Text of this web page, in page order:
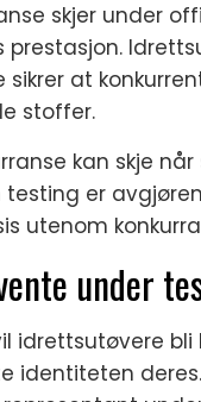
skjer under
sikrer at
stoffer.
kan skje
testing er
utenom
under
idrettsutøvere
identiteten